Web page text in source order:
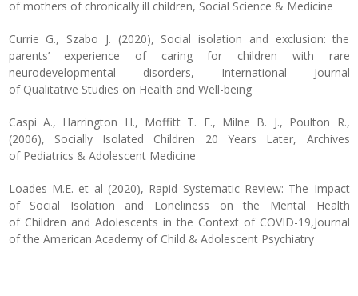
of mothers of chronically ill children, Social Science & Medicine
Currie G., Szabo J. (2020), Social isolation and exclusion: the
parents’ experience of caring for children with rare
neurodevelopmental disorders, International Journal
of Qualitative Studies on Health and Well-being
Caspi A., Harrington H., Moffitt T. E., Milne B. J., Poulton R.,
(2006), Socially Isolated Children 20 Years Later, Archives
of Pediatrics & Adolescent Medicine
Loades M.E. et al (2020), Rapid Systematic Review: The Impact
of Social Isolation and Loneliness on the Mental Health
of Children and Adolescents in the Context of COVID-19,Journal
of the American Academy of Child & Adolescent Psychiatry